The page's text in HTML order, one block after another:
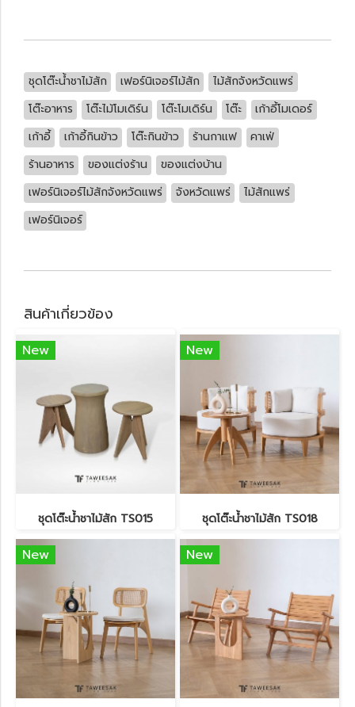
ชุดโต๊ะน้ำชาไม้สัก เฟอร์นิเจอร์ไม้สัก
ไม้สักจังหวัดแพร่
โต๊ะอาหาร
โต๊ะไม้โมเดิร์น โต๊ะโมเดิร์น โต๊ะ
เก้าอี้โมเดอร์
เก้าอี้
เก้าอี้กินข้าว โต๊ะกินข้าว ร้านกาแฟ
คาเฟ่
ร้านอาหาร
ของแต่งร้าน
ของแต่งบ้าน
เฟอร์นิเจอร์ไม้สักจังหวัดแพร่
จังหวัดแพร่
ไม้สักแพร่
เฟอร์นิเจอร์
สินค้าเกี่ยวข้อง
New
ชุดโต๊ะน้ำชาไม้สัก TS015
New
ชุดโต๊ะน้ำชาไม้สัก TS018
New New